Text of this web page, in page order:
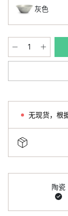
灰色
无现货，根
陶瓷